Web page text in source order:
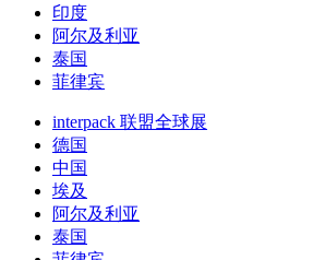
印度
阿尔及利亚
泰国
菲律宾
interpack 联盟全球展
德国
中国
埃及
阿尔及利亚
泰国